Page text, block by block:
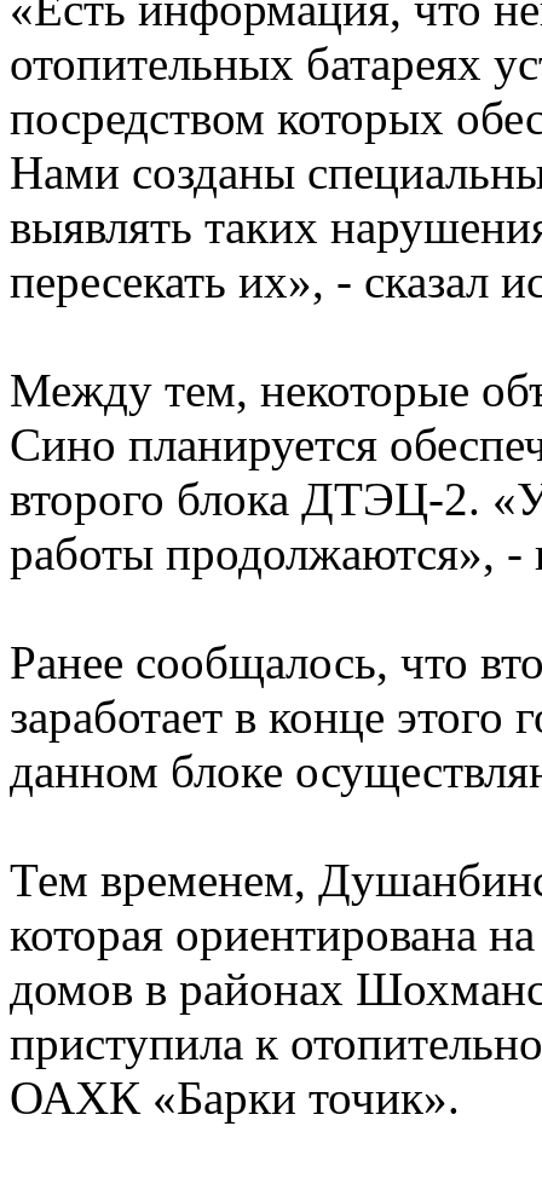
отопительных батареях
посредством которых
Нами созданы
выявлять таких
пересекать их», - сказал
Между тем, некоторые
Сино планируется
второго блока ДТЭЦ-2.
работы продолжаются»,
Ранее сообщалось, что
заработает в конце
данном блоке
Тем временем,
которая ориентирована
домов в районах
приступила к
ОАХК «Барки точик».